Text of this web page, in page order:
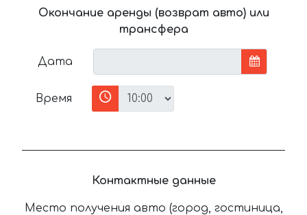
Окончание аренды (возврат авто) или
трансфера
Дата
Время
Контактные данные
Место получения авто (город, гостиница,